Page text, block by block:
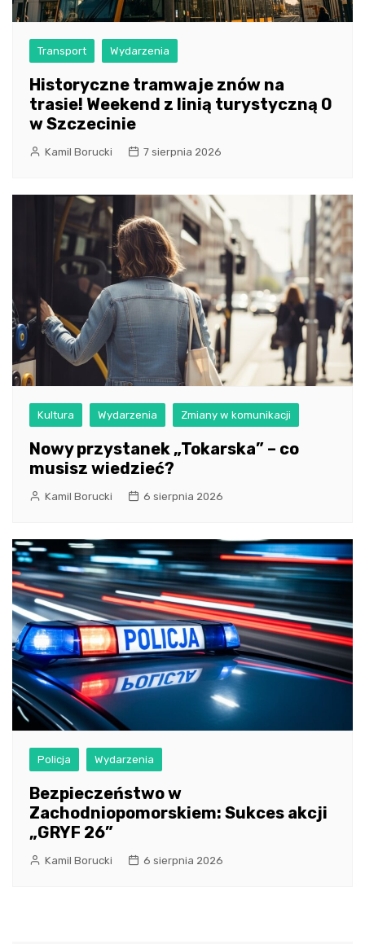
Transport Wydarzenia
Historyczne tramwaje znów na
trasie! Weekend z linią turystyczną 0
w Szczecinie
Kamil Borucki 7 sierpnia 2026
Kultura Wydarzenia Zmiany w komunikacji
Nowy przystanek „Tokarska” – co
musisz wiedzieć?
Kamil Borucki 6 sierpnia 2026
Policja Wydarzenia
Bezpieczeństwo w
Zachodniopomorskiem: Sukces akcji
„GRYF 26”
Kamil Borucki 6 sierpnia 2026